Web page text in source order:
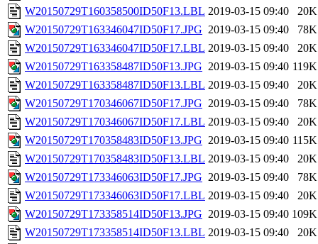
W20150729T160358500ID50F13.LBL 2019-03-15 09:40
20K
W20150729T163346047ID50F17.JPG 2019-03-15 09:40
78K
W20150729T163346047ID50F17.LBL 2019-03-15 09:40
20K
W20150729T163358487ID50F13.JPG 2019-03-15 09:40 119K
W20150729T163358487ID50F13.LBL 2019-03-15 09:40
20K
W20150729T170346067ID50F17.JPG 2019-03-15 09:40
78K
W20150729T170346067ID50F17.LBL 2019-03-15 09:40
20K
W20150729T170358483ID50F13.JPG 2019-03-15 09:40 115K
W20150729T170358483ID50F13.LBL 2019-03-15 09:40
20K
W20150729T173346063ID50F17.JPG 2019-03-15 09:40
78K
W20150729T173346063ID50F17.LBL 2019-03-15 09:40
20K
W20150729T173358514ID50F13.JPG 2019-03-15 09:40 109K
W20150729T173358514ID50F13.LBL 2019-03-15 09:40
20K